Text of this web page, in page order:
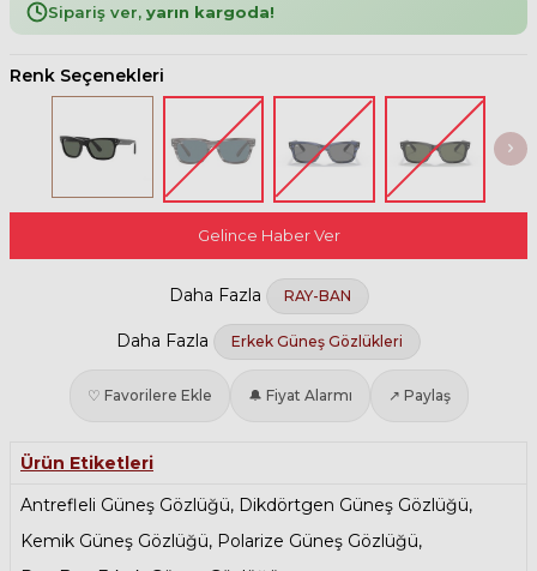
Sipariş ver, yarın kargoda!
Renk Seçenekleri
Gelince Haber Ver
Daha Fazla RAY-BAN
Daha Fazla Erkek Güneş Gözlükleri
♡ Favorilere Ekle 🔔 Fiyat Alarmı ↗ Paylaş
Ürün Etiketleri
Antrefleli Güneş Gözlüğü, Dikdörtgen Güneş Gözlüğü,
Kemik Güneş Gözlüğü, Polarize Güneş Gözlüğü,